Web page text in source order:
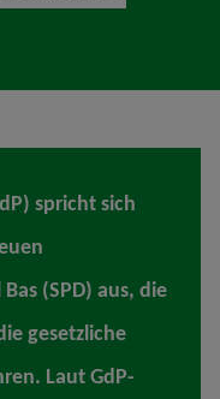
spricht sich
(SPD) aus, die
gesetzliche
Laut GdP-